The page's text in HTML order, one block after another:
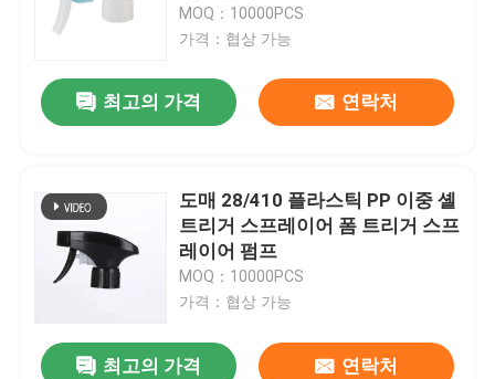
MOQ：10000PCS
가격：협상 가능
최고의 가격 연락처
도매 28/410 플라스틱 PP 이중 셸
트리거 스프레이어 폼 트리거 스프
레이어 펌프
MOQ：10000PCS
가격：협상 가능
최고의 가격 연락처